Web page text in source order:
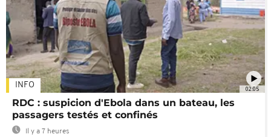
02:05
INFO
RDC : suspicion d'Ebola dans un bateau, les
passagers testés et confinés
Il y a 7 heures